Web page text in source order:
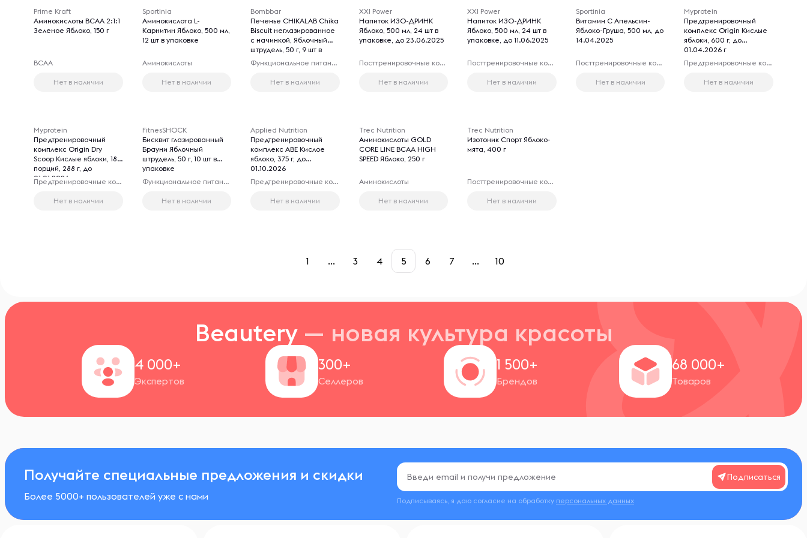
Prime Kraft
Аминокислоты BCAA 2:1:1
Зеленое Яблоко, 150 г
BCAA
Нет в наличии
Sportinia
Аминокислота L-
Карнитин Яблоко, 500 мл,
12 шт в упаковке
Аминокислоты
Нет в наличии
Bombbar
Печенье CHIKALAB Chika
Biscuit неглазированное
с начинкой, Яблочный
штрудель, 50 г, 9 шт в
упаковке
Функциональное питание
Нет в наличии
XXI Power
Напиток ИЗО-ДРИНК
Яблоко, 500 мл, 24 шт в
упаковке, до 23.06.2025
Посттренировочные комплексы
Нет в наличии
XXI Power
Напиток ИЗО-ДРИНК
Яблоко, 500 мл, 24 шт в
упаковке, до 11.06.2025
Посттренировочные комплексы
Нет в наличии
Sportinia
Витамин С Апельсин-
Яблоко-Груша, 500 мл, до
14.04.2025
Посттренировочные комплексы
Нет в наличии
Myprotein
Предтренировочный
комплекс Origin Кислые
яблоки, 600 г, до
01.04.2026 г
Предтренировочные комплексы
Нет в наличии
Myprotein
Предтренировочный
комплекс Origin Dry
Scoop Кислые яблоки, 18
порций, 288 г, до
01.01.2026 г
Предтренировочные комплексы
Нет в наличии
FitnesSHOCK
Бисквит глазированный
Брауни Яблочный
штрудель, 50 г, 10 шт в
упаковке
Функциональное питание
Нет в наличии
Applied Nutrition
Предтренировочный
комплекс ABE Кислое
яблоко, 375 г, до
01.10.2026
Предтренировочные комплексы
Нет в наличии
Trec Nutrition
Аминокислоты GOLD
CORE LINE BCAA HIGH
SPEED Яблоко, 250 г
Аминокислоты
Нет в наличии
Trec Nutrition
Изотоник Спорт Яблоко-
мята, 400 г
Посттренировочные комплексы
Нет в наличии
1 ... 3 4 5 6 7 ... 10
Beautery — новая культура красоты
4 000+
Экспертов
300+
Селлеров
1 500+
Брендов
68 000+
Товаров
Получайте специальные предложения и скидки
Более 5000+ пользователей уже с нами
Подписаться
Подписываясь, я даю согласие на обработку персональных данных